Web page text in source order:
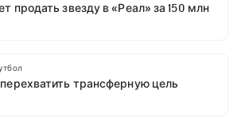
продать звезду в «Реал» за 150 млн
трансферную цель